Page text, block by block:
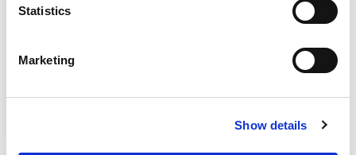
Statistics
Marketing
Show details
Επιχειρηματικές Συναντήσεις